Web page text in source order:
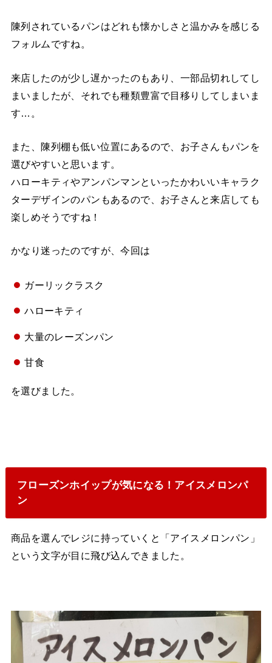
陳列されているパンはどれも懐かしさと温かみを感じる
フォルムですね。
来店したのが少し遅かったのもあり、一部品切れしてし
まいましたが、それでも種類豊富で目移りしてしまいま
す…。
また、陳列棚も低い位置にあるので、お子さんもパンを
選びやすいと思います。
ハローキティやアンパンマンといったかわいいキャラク
ターデザインのパンもあるので、お子さんと来店しても
楽しめそうですね！
かなり迷ったのですが、今回は
ガーリックラスク
ハローキティ
大量のレーズンパン
甘食
を選びました。
フローズンホイップが気になる！アイスメロンパ
ン
商品を選んでレジに持っていくと「アイスメロンパン」
という文字が目に飛び込んできました。